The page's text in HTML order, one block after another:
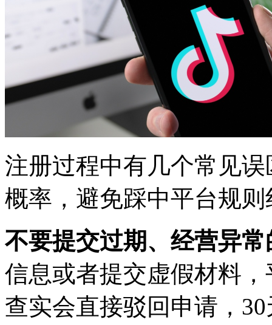
注册过程中有几个常见
概率，避免踩中平台规则
不要提交过期、经营异
信息或者提交虚假材料
查实会直接驳回申请，